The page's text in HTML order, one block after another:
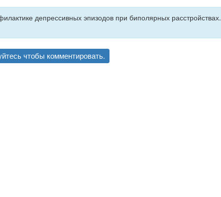
депрессивных эпизодов при биполярных расстройствах.
чтобы комментировать.